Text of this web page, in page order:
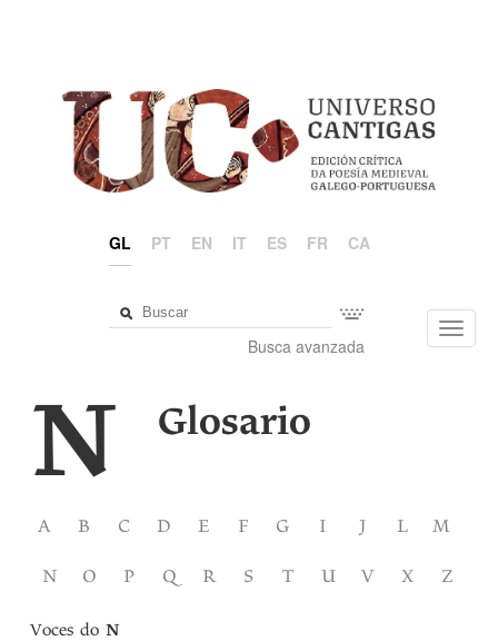
GL PT EN IT ES FR CA
Busca avanzada
N Glosario
A B C D E F G I J L M
N O P Q R S T U V X Z
Voces doN